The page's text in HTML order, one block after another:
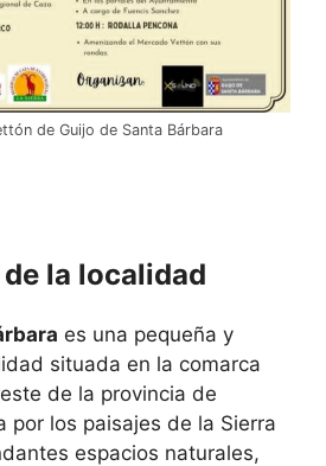
de Guijo de Santa Bárbara
la localidad
es una pequeña y
situada en la comarca
de la provincia de
por los paisajes de la Sierra
espacios naturales,